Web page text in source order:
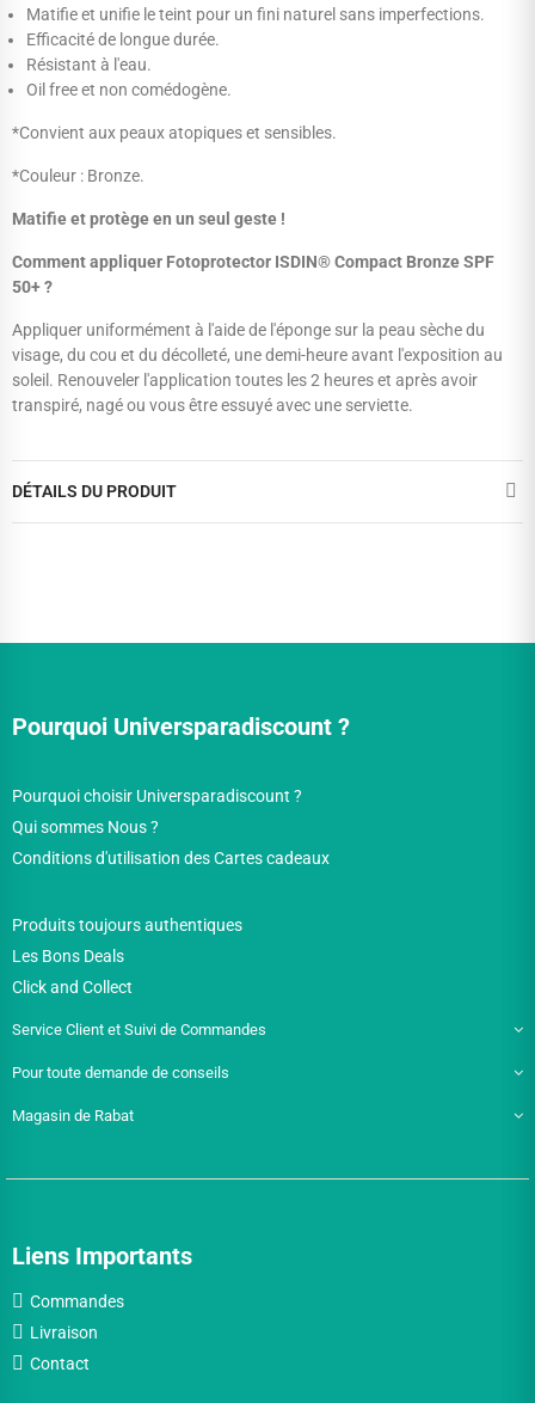
Matifie et unifie le teint pour un fini naturel sans imperfections.
Efficacité de longue durée.
Résistant à l'eau.
Oil free et non comédogène.
*Convient aux peaux atopiques et sensibles.
*Couleur : Bronze.
Matifie et protège en un seul geste !
Comment appliquer Fotoprotector ISDIN® Compact Bronze SPF
50+ ?
Appliquer uniformément à l'aide de l'éponge sur la peau sèche du
visage, du cou et du décolleté, une demi-heure avant l'exposition au
soleil. Renouveler l'application toutes les 2 heures et après avoir
transpiré, nagé ou vous être essuyé avec une serviette.
DÉTAILS DU PRODUIT
Pourquoi Universparadiscount ?
Pourquoi choisir Universparadiscount ?
Qui sommes Nous ?
Conditions d'utilisation des Cartes cadeaux
Produits toujours authentiques
Les Bons Deals
Click and Collect
Service Client et Suivi de Commandes
Pour toute demande de conseils
Magasin de Rabat
Liens Importants
Commandes
Livraison
Contact